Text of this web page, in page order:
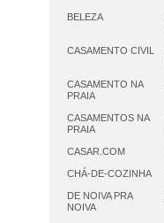
BELEZA
CASAMENTO CIVIL
CASAMENTO NA
PRAIA
CASAMENTOS NA
PRAIA
CASAR.COM
CHÁ-DE-COZINHA
DE NOIVA PRA
NOIVA